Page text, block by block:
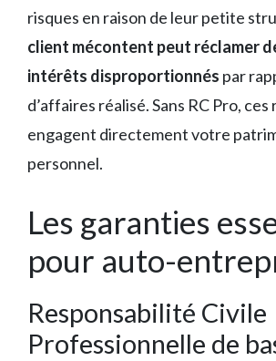
risques en raison de leur petite
client mécontent peut réclamer
intérêts disproportionnés par
d’affaires réalisé. Sans RC Pro,
engagent directement votre
personnel.
Les garanties
pour auto-
Responsabilité Civile
Professionnelle de